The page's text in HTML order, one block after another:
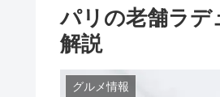
パリの老舗ラデ
解説
グルメ情報